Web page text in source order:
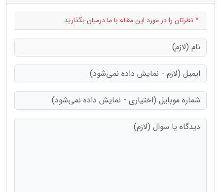
* نظرتان را در مورد این مقاله با ما درمیان بگذارید